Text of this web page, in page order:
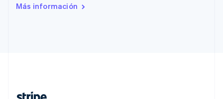
Más información
English